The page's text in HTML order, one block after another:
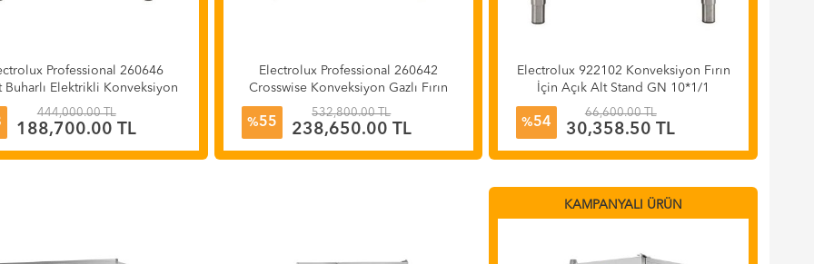
Professional 260646
Buharlı Elektrikli Konveksiyon
Fırın 10 GN 1/1
444,000.00 TL
188,700.00 TL
Electrolux Professional 260642
Crosswise Konveksiyon Gazlı Fırın
10 GN 2/1
%55
532,800.00 TL
238,650.00 TL
Electrolux 922102 Konveksiyon Fırın
İçin Açık Alt Stand GN 10*1/1
%54
66,600.00 TL
30,358.50 TL
KAMPANYALI ÜRÜN